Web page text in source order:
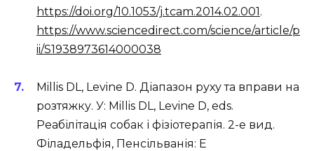
https://doi.org/10.1053/j.tcam.2014.02.001.
https://www.sciencedirect.com/science/article/p
ii/S1938973614000038
Millis DL, Levine D. Діапазон руху та вправи на
розтяжку. У: Millis DL, Levine D, eds.
Реабілітація собак і фізіотерапія. 2-е вид.
Філадельфія, Пенсільванія: E